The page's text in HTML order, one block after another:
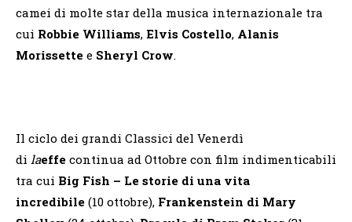
camei di molte star della musica internazionale tra
cui Robbie Williams, Elvis Costello, Alanis
Morissette e Sheryl Crow.
Il ciclo dei grandi Classici del Venerdì
di laeffe continua ad Ottobre con film indimenticabili
tra cui Big Fish – Le storie di una vita
incredibile (10 ottobre), Frankenstein di Mary